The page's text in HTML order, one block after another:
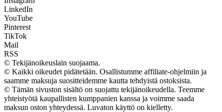
LinkedIn
YouTube
Pinterest
TikTok
Mail
RSS
© Tekijänoikeuslain suojaama.
© Kaikki oikeudet pidätetään. Osallistumme affiliate-ohjelmiin ja
saamme maksuja suositteidemme kautta tehdyistä ostoksista.
© Tämän sivuston sisältö on suojattu tekijänoikeudella. Teemme
yhteistyötä kaupallisten kumppanien kanssa ja voimme saada
maksun oston yhteydessä. Luvaton käyttö on kielletty.